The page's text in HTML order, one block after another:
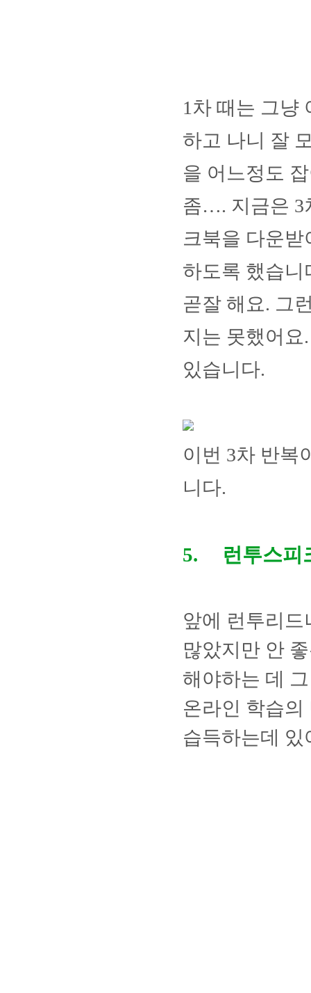
1차 때는 그냥
하고 나니 잘
을 어느정도
좀…. 지금은 3
크북을 다운
하도록 했습니
곧잘 해요. 그
지는 못했어요
있습니다.
이번 3차 반복
니다.
5. 런투스피
앞에 런투리
많았지만 안
해야하는 데
온라인 학습
습득하는데